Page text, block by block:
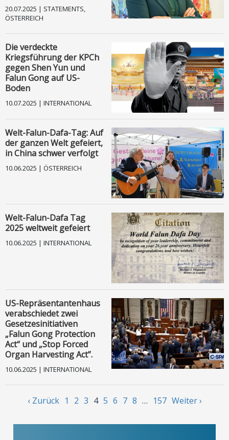
20.07.2025 | STATEMENTS,
ÖSTERREICH
Die verdeckte
Kriegsführung der KPCh
gegen Shen Yun und
Falun Gong auf US-
Boden
10.07.2025 | INTERNATIONAL
Welt-Falun-Dafa-Tag: Auf
der ganzen Welt gefeiert,
in China schwer verfolgt
10.06.2025 | ÖSTERREICH
Welt-Falun-Dafa Tag
2025 weltweit gefeiert
10.06.2025 | INTERNATIONAL
US-Repräsentantenhaus
verabschiedet zwei
Gesetzesinitiativen
„Falun Gong Protection
Act“ und „Stop Forced
Organ Harvesting Act”.
10.06.2025 | INTERNATIONAL
‹ Zurück 1 2 3 4 5 6 7 8 … 157 Weiter ›